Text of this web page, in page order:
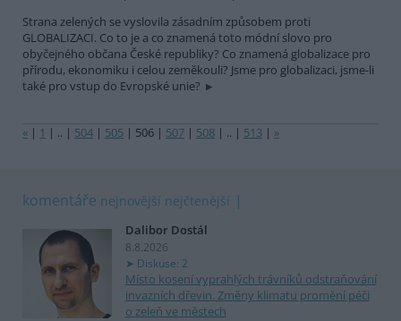
Strana zelených se vyslovila zásadním způsobem proti
GLOBALIZACI. Co to je a co znamená toto módní slovo pro
obyčejného občana České republiky? Co znamená globalizace pro
přírodu, ekonomiku i celou zeměkouli? Jsme pro globalizaci, jsme-li
také pro vstup do Evropské unie?
« | 1 | .. | 504 | 505 | 506 | 507 | 508 | .. | 513 | »
komentáře nejnovější nejčtenější
Dalibor Dostál
8.8.2026
Diskuse: 2
Místo kosení vyprahlých trávníků odstraňování
invazních dřevin. Změny klimatu promění péči
o zeleň ve městech